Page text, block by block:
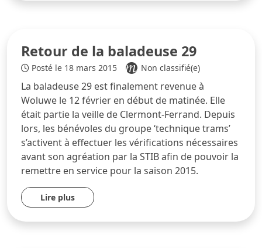
Retour de la baladeuse 29
Posté le 18 mars 2015 Non classifié(e)
La baladeuse 29 est finalement revenue à
Woluwe le 12 février en début de matinée. Elle
était partie la veille de Clermont-Ferrand. Depuis
lors, les bénévoles du groupe ‘technique trams’
s’activent à effectuer les vérifications nécessaires
avant son agréation par la STIB afin de pouvoir la
remettre en service pour la saison 2015.
Lire plus